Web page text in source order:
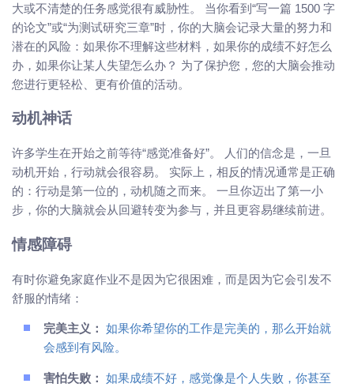
大或不清楚的任务感觉很有威胁性。 当你看到“写一篇 1500 字
的论文”或“为测试研究三章”时，你的大脑会记录大量的努力和
潜在的风险：如果你不理解这些材料，如果你的成绩不好怎么
办，如果你让某人失望怎么办？ 为了保护您，您的大脑会推动
您进行更轻松、更有价值的活动。
动机神话
许多学生在开始之前等待“感觉准备好”。 人们的信念是，一旦
动机开始，行动就会很容易。 实际上，相反的情况通常是正确
的：行动是第一位的，动机随之而来。 一旦你迈出了第一小
步，你的大脑就会从回避转变为参与，并且更容易继续前进。
情感障碍
有时你避免家庭作业不是因为它很困难，而是因为它会引发不
舒服的情绪：
完美主义：
如果你希望你的工作是完美的，那么开始就
会感到有风险。
害怕失败：
如果成绩不好，感觉像是个人失败，你甚至